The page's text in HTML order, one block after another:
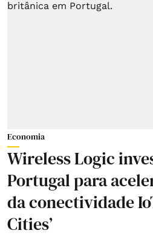
Economia
Wireless Logic
Portugal para
da conectividade
Cities’